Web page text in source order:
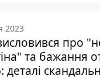
2023
про
та бажання